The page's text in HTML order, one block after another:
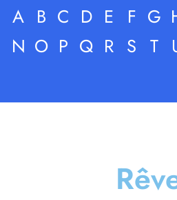
A B C D E F G
N O P Q R S T